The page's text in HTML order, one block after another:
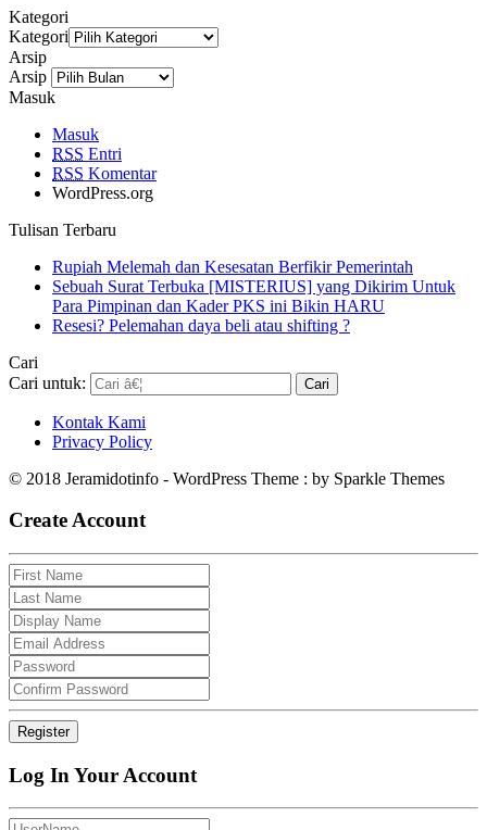
Kategori
Kategori
Arsip
Arsip
Masuk
Masuk
RSS Entri
RSS Komentar
WordPress.org
Tulisan Terbaru
Rupiah Melemah dan Kesesatan Berfikir Pemerintah
Sebuah Surat Terbuka [MISTERIUS] yang Dikirim Untuk
Para Pimpinan dan Kader PKS ini Bikin HARU
Resesi? Pelemahan daya beli atau shifting ?
Cari
Cari untuk:
Kontak Kami
Privacy Policy
© 2018 Jeramidotinfo - WordPress Theme : by Sparkle Themes
Create Account
Log In Your Account